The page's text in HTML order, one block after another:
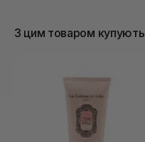
З цим товаром купують